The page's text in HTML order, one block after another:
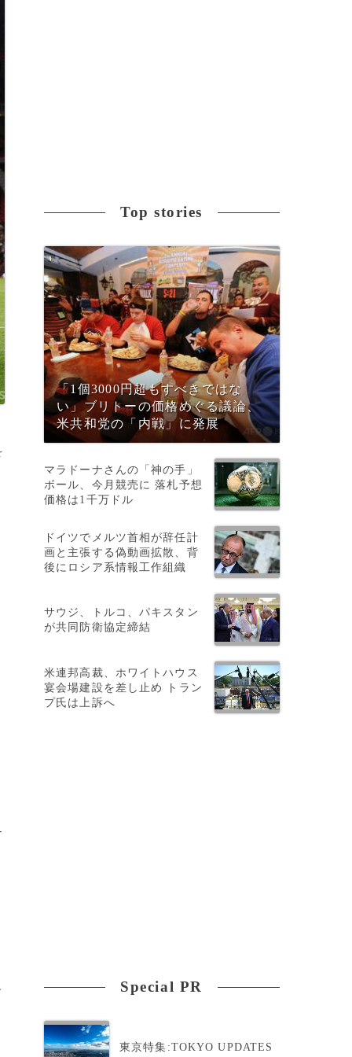
Top stories
「1個3000円超もすべきではな
い」ブリトーの価格めぐる議論、
米共和党の「内戦」に発展
マラドーナさんの「神の手」
ボール、今月競売に 落札予想
価格は1千万ドル
ドイツでメルツ首相が辞任計
画と主張する偽動画拡散、背
後にロシア系情報工作組織
サウジ、トルコ、パキスタン
が共同防衛協定締結
米連邦高裁、ホワイトハウス
宴会場建設を差し止め トラン
プ氏は上訴へ
Special PR
東京特集:TOKYO UPDATES